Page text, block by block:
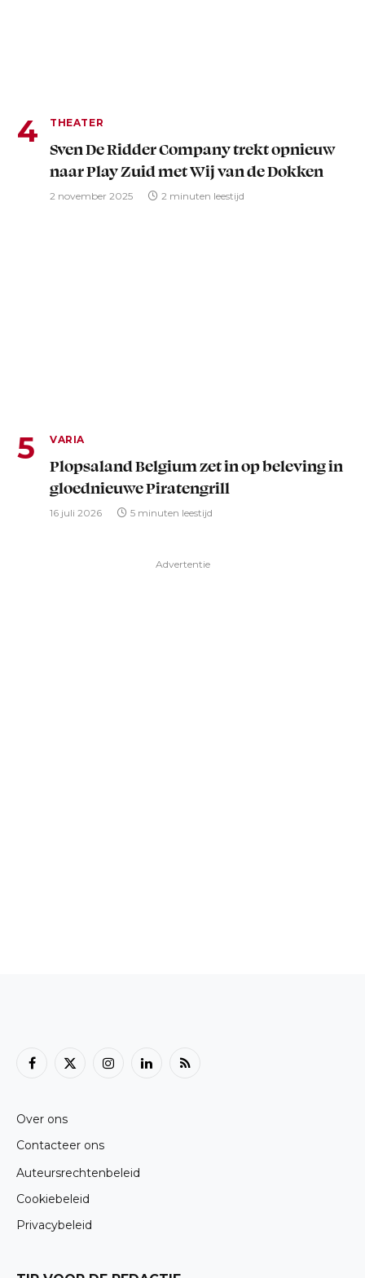
THEATER
Sven De Ridder Company trekt opnieuw
naar Play Zuid met Wij van de Dokken
2 november 2025 2 minuten leestijd
VARIA
Plopsaland Belgium zet in op beleving in
gloednieuwe Piratengrill
16 juli 2026 5 minuten leestijd
Advertentie
Facebook
X
InstagramLinkedInRSS
Over ons
Contacteer ons
Auteursrechtenbeleid
Cookiebeleid
Privacybeleid